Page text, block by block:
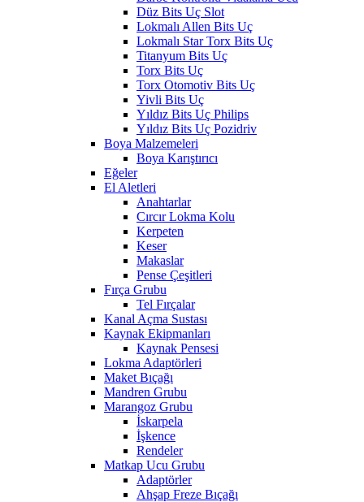
Düz Bits Uç Slot
Lokmalı Allen Bits Uç
Lokmalı Star Torx Bits Uç
Titanyum Bits Uç
Torx Bits Uç
Torx Otomotiv Bits Uç
Yivli Bits Uç
Yıldız Bits Uç Philips
Yıldız Bits Uç Pozidriv
Boya Malzemeleri
Boya Karıştırıcı
Eğeler
El Aletleri
Anahtarlar
Cırcır Lokma Kolu
Kerpeten
Keser
Makaslar
Pense Çeşitleri
Fırça Grubu
Tel Fırçalar
Kanal Açma Sustası
Kaynak Ekipmanları
Kaynak Pensesi
Lokma Adaptörleri
Maket Bıçağı
Mandren Grubu
Marangoz Grubu
İskarpela
İşkence
Rendeler
Matkap Ucu Grubu
Adaptörler
Ahşap Freze Bıçağı